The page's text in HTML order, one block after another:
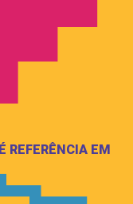
REFERÊNCIA EM